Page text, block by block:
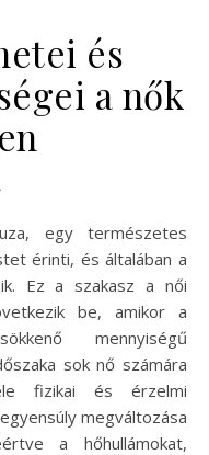
és
a nők
érinti, és általában a
Ez a szakasz a női
be, amikor a
mennyiségű
sok nő számára
fizikai és érzelmi
megváltozása
a hőhullámokat,